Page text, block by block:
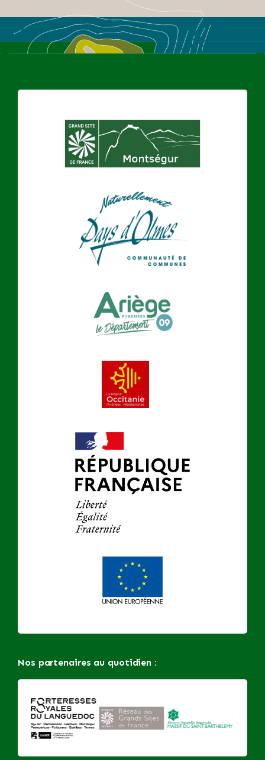
Nos partenaires au quotidien :